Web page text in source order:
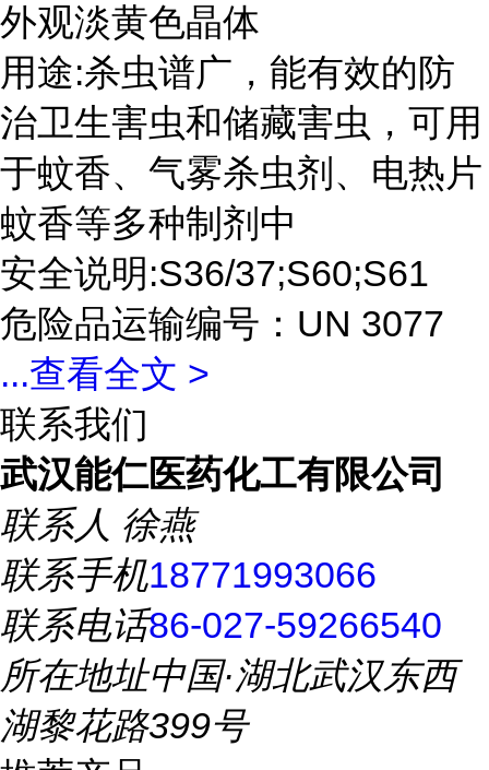
外观淡黄色晶体
用途:杀虫谱广，能有效的防
治卫生害虫和储藏害虫，可用
于蚊香、气雾杀虫剂、电热片
蚊香等多种制剂中
安全说明:S36/37;S60;S61
危险品运输编号：UN 3077
...查看全文 >
联系我们
武汉能仁医药化工有限公司
联系人 徐燕
联系手机18771993066
联系电话86-027-59266540
所在地址中国·湖北武汉东西
湖黎花路399号